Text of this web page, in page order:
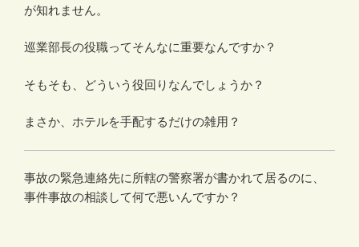
が知れません。
巡業部長の役職ってそんなに重要なんですか？
そもそも、どういう役回りなんでしょうか？
まさか、ホテルを手配するだけの雑用？
事故の緊急連絡先に所轄の警察署が書かれて居るのに、
事件事故の相談して何で悪いんですか？